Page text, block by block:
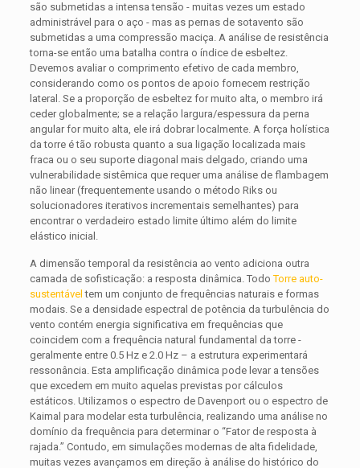
são submetidas a intensa tensão - muitas vezes um estado
administrável para o aço - mas as pernas de sotavento são
submetidas a uma compressão maciça. A análise de resistência
torna-se então uma batalha contra o índice de esbeltez.
Devemos avaliar o comprimento efetivo de cada membro,
considerando como os pontos de apoio fornecem restrição
lateral. Se a proporção de esbeltez for muito alta, o membro irá
ceder globalmente; se a relação largura/espessura da perna
angular for muito alta, ele irá dobrar localmente. A força holística
da torre é tão robusta quanto a sua ligação localizada mais
fraca ou o seu suporte diagonal mais delgado, criando uma
vulnerabilidade sistêmica que requer uma análise de flambagem
não linear (frequentemente usando o método Riks ou
solucionadores iterativos incrementais semelhantes) para
encontrar o verdadeiro estado limite último além do limite
elástico inicial.
A dimensão temporal da resistência ao vento adiciona outra
camada de sofisticação: a resposta dinâmica. TodoTorre auto-
sustentável tem um conjunto de frequências naturais e formas
modais. Se a densidade espectral de potência da turbulência do
vento contém energia significativa em frequências que
coincidem com a frequência natural fundamental da torre -
geralmente entre 0.5 Hz e 2.0 Hz – a estrutura experimentará
ressonância. Esta amplificação dinâmica pode levar a tensões
que excedem em muito aquelas previstas por cálculos
estáticos. Utilizamos o espectro de Davenport ou o espectro de
Kaimal para modelar esta turbulência, realizando uma análise no
domínio da frequência para determinar o “Fator de resposta à
rajada.” Contudo, em simulações modernas de alta fidelidade,
muitas vezes avançamos em direção à análise do histórico do